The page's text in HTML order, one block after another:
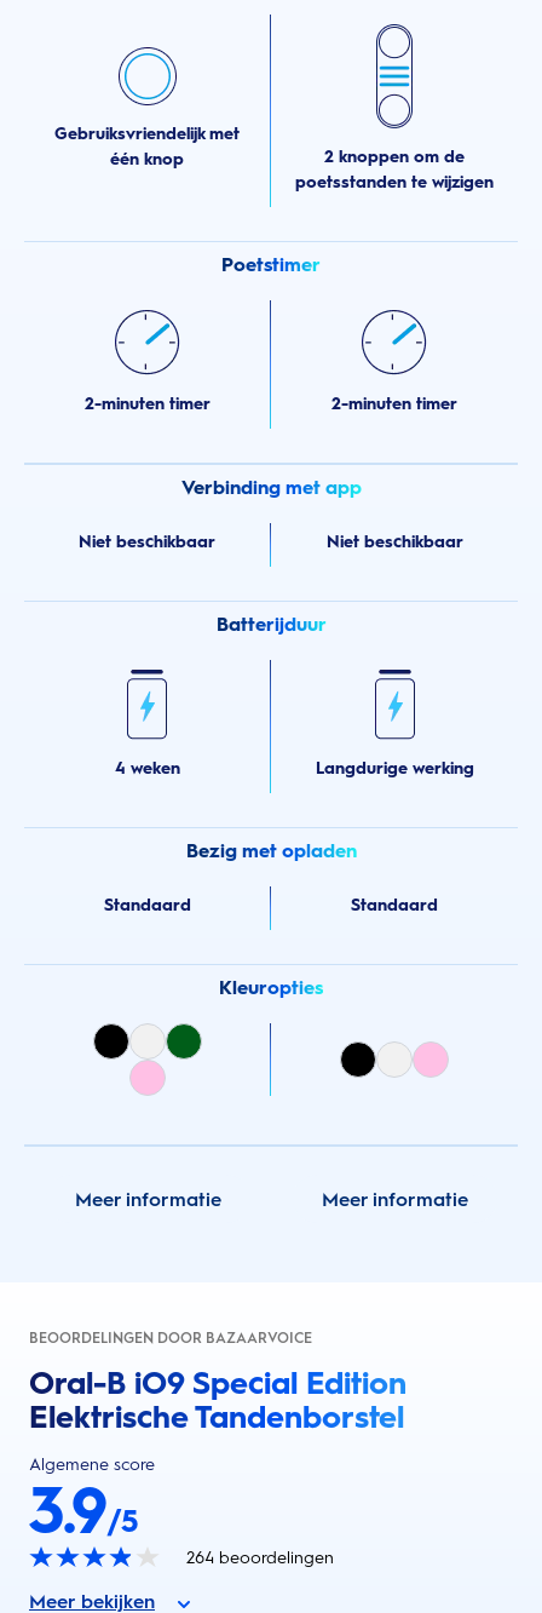
Gebruiksvriendelijk met
één knop
2 knoppen om de
poetsstanden te wijzigen
Poetstimer
2-minuten timer 2-minuten timer
Verbinding met app
Niet beschikbaar Niet beschikbaar
Batterijduur
4 weken Langdurige werking
Bezig met opladen
Standaard Standaard
Kleuropties
Meer informatie Meer informatie
BEOORDELINGEN DOOR BAZAARVOICE
Oral-B iO9 Special Edition
Elektrische Tandenborstel
Algemene score
3.9/5
264 beoordelingen
Meer bekijken